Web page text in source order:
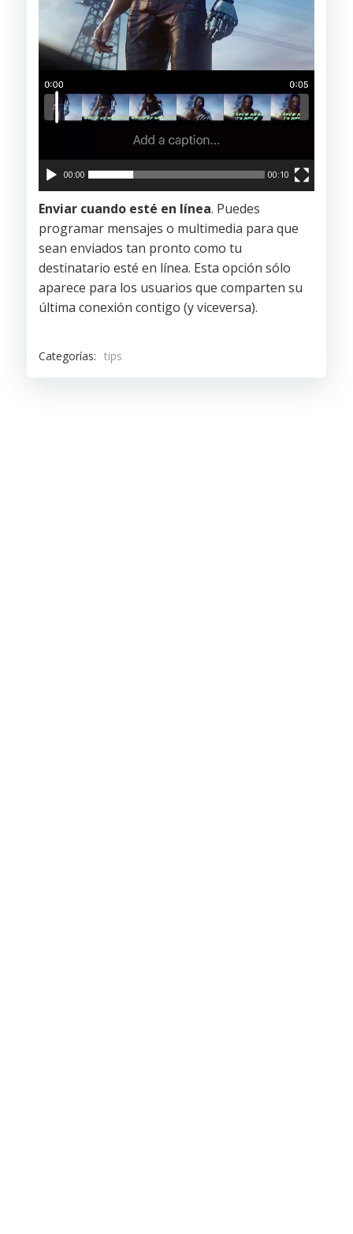
00:00 00:10
Enviar cuando esté en línea. Puedes
programar mensajes o multimedia para que
sean enviados tan pronto como tu
destinatario esté en línea. Esta opción sólo
aparece para los usuarios que comparten su
última conexión contigo (y viceversa).
Categorías: tips